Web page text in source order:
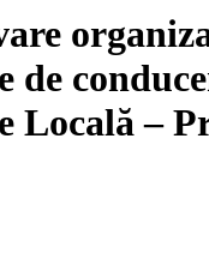
de
Locală –